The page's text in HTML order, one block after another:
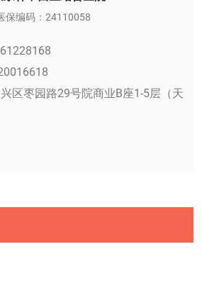
保编码：24110058
区枣园路29号院商业B座1-5层（天